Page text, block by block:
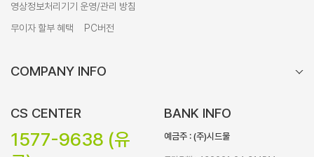
영상정보처리기기 운영/관리 방침
무이자 할부 혜택
PC버전
COMPANY INFO
CS CENTER
1577-9638 (유
BANK INFO
예금주 : (주)시드물